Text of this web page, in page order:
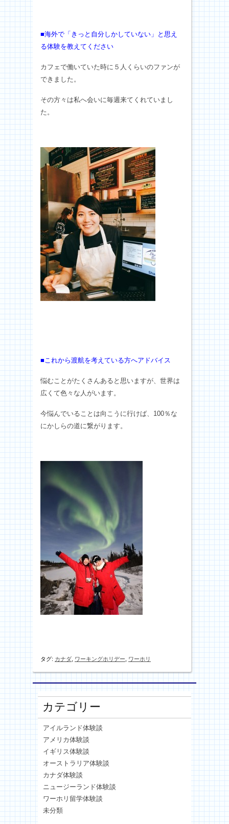
■海外で「きっと自分しかしていない」と思え
る体験を教えてください
カフェで働いていた時に５人くらいのファンが
できました。
その方々は私へ会いに毎週来てくれていまし
た。
■これから渡航を考えている方へアドバイス
悩むことがたくさんあると思いますが、世界は
広くて色々な人がいます。
今悩んでいることは向こうに行けば、100％な
にかしらの道に繋がります。
タグ: カナダ ワーキングホリデー ワーホリ
カテゴリー
アイルランド体験談
アメリカ体験談
イギリス体験談
オーストラリア体験談
カナダ体験談
ニュージーランド体験談
ワーホリ留学体験談
未分類